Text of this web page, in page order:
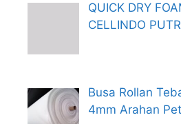
QUICK DRY
CELLINDO
Busa Rollan
4mm Arahan